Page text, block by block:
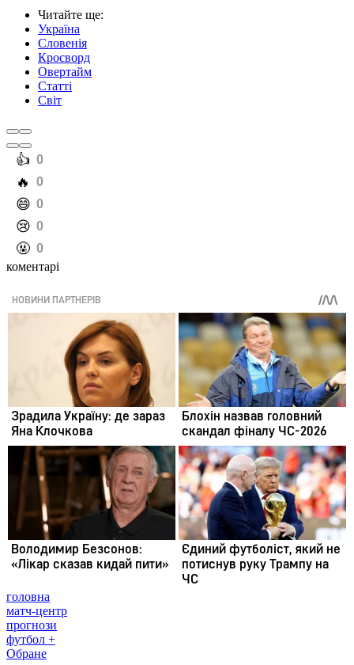
Читайте ще:
Україна
Словенія
Кросворд
Овертайм
Статті
Світ
️👍 0
️🔥 0
️😄 0
️😢 0
️🤬 0
коментарі
головна
матч-центр
прогнози
футбол +
Обране